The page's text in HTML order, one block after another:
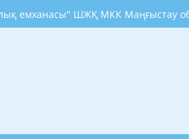
ШЖҚ МКК Маңғыстау